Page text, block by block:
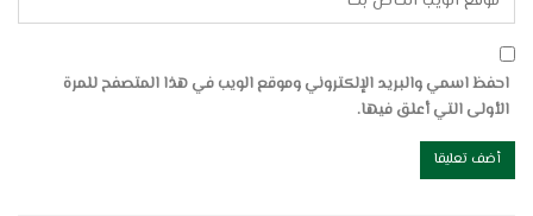
احفظ اسمي والبريد الإلكتروني وموقع الويب في هذا المتصفح للمرة
الأولى التي أعلق فيها.